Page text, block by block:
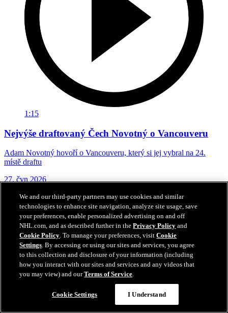
1:15
Nejvýše draftovaný Čech Novotný o Vancouveru
Adam Novotný hovoří o Vancouveru, který si jej vybral na 24.
místě draftu
27. čvn 2026
We and our third-party partners may use cookies and similar
technologies to enhance site navigation, analyze site usage, save
your preferences, enable personalized advertising on and off
NHL.com, and as described further in thePrivacy Policy and
Cookie Policy. To manage your preferences, visitCookie
Settings. By accessing or using our sites and services, you agree
to this collection and disclosure of your information (including
how you interact with our sites and services and any videos that
you may view) and ourTerms of Service.
Cookie Settings I Understand